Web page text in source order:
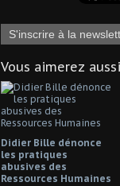
S'inscrire à la
Vous aimerez
Didier Bille dénonce
les pratiques
abusives des
Ressources Humaines